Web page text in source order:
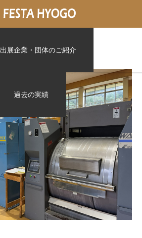
出展企業・団体のご紹介
過去の実績
IMG_2693